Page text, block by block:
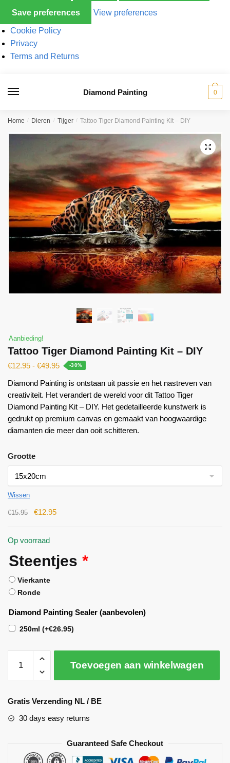
Save preferences View preferences
Cookie Policy
Privacy
Terms and Returns
Diamond Painting 0
Home / Dieren / Tijger / Tattoo Tiger Diamond Painting Kit – DIY
🔍
Aanbieding!
Tattoo Tiger Diamond Painting Kit – DIY
€12.95 - €49.95 -30%
Diamond Painting is ontstaan ​​uit passie en het nastreven van
creativiteit. Het verandert de wereld voor dit Tattoo Tiger
Diamond Painting Kit – DIY. Het gedetailleerde kunstwerk is
gedrukt op premium canvas en gemaakt van hoogwaardige
diamanten die meer dan ooit schitteren.
Grootte
Wissen
€15.95 €12.95
Op voorraad
Steentjes *
Vierkante
Ronde
Diamond Painting Sealer (aanbevolen)
250ml (+€26.95)
Toevoegen aan winkelwagen
l
e
Gratis Verzending NL / BE
30 days easy returns
Guaranteed Safe Checkout